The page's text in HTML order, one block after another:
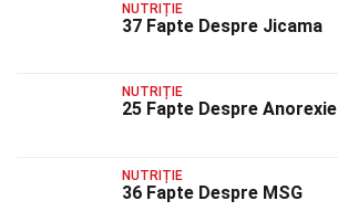
NUTRIȚIE
37 Fapte Despre Jicama
NUTRIȚIE
25 Fapte Despre Anorexie
NUTRIȚIE
36 Fapte Despre MSG